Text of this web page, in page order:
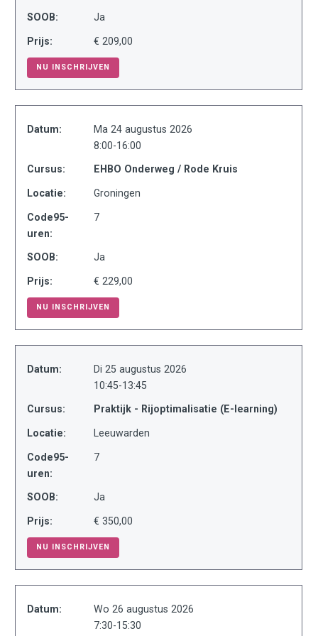
SOOB: Ja
Prijs: € 209,00
NU INSCHRIJVEN
Datum:
Ma 24 augustus 2026
8:00-16:00
Cursus: EHBO Onderweg / Rode Kruis
Locatie: Groningen
Code95-
uren:
7
SOOB: Ja
Prijs: € 229,00
NU INSCHRIJVEN
Datum:
Di 25 augustus 2026
10:45-13:45
Cursus: Praktijk - Rijoptimalisatie (E-learning)
Locatie: Leeuwarden
Code95-
uren:
7
SOOB: Ja
Prijs: € 350,00
NU INSCHRIJVEN
Datum:
Wo 26 augustus 2026
7:30-15:30